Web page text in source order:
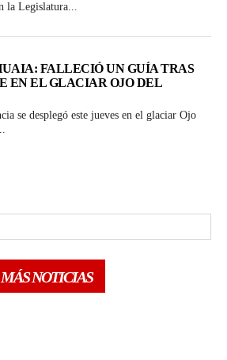
la Legislatura...
FALLECIÓ UN GUÍA TRAS
EN EL GLACIAR OJO DEL
se desplegó este jueves en el glaciar Ojo
MÁS NOTICIAS